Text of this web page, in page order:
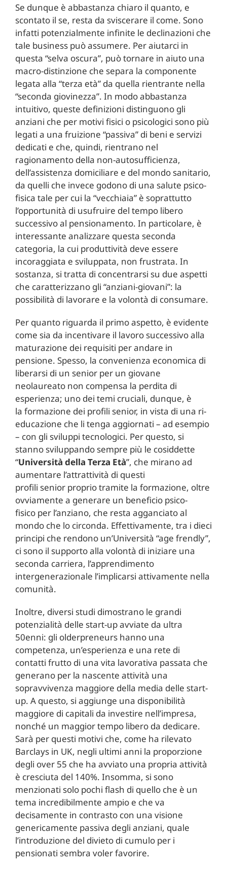
Se dunque è abbastanza chiaro il quanto, e
scontato il se, resta da sviscerare il come. Sono
infatti potenzialmente infinite le declinazioni che
tale business può assumere. Per aiutarci in
questa “selva oscura”, può tornare in aiuto una
macro-distinzione che separa la componente
legata alla “terza età” da quella rientrante nella
“seconda giovinezza”. In modo abbastanza
intuitivo, queste definizioni distinguono gli
anziani che per motivi fisici o psicologici sono più
legati a una fruizione “passiva” di beni e servizi
dedicati e che, quindi, rientrano nel
ragionamento della non-autosufficienza,
dell’assistenza domiciliare e del mondo sanitario,
da quelli che invece godono di una salute psico-
fisica tale per cui la “vecchiaia” è soprattutto
l’opportunità di usufruire del tempo libero
successivo al pensionamento. In particolare, è
interessante analizzare questa seconda
categoria, la cui produttività deve essere
incoraggiata e sviluppata, non frustrata. In
sostanza, si tratta di concentrarsi su due aspetti
che caratterizzano gli “anziani-giovani”: la
possibilità di lavorare e la volontà di consumare.
Per quanto riguarda il primo aspetto, è evidente
come sia da incentivare il lavoro successivo alla
maturazione dei requisiti per andare in
pensione. Spesso, la convenienza economica di
liberarsi di un senior per un giovane
neolaureato non compensa la perdita di
esperienza; uno dei temi cruciali, dunque, è
la formazione dei profili senior, in vista di una ri-
educazione che li tenga aggiornati – ad esempio
– con gli sviluppi tecnologici. Per questo, si
stanno sviluppando sempre più le cosiddette
“Università della Terza Età”, che mirano ad
aumentare l’attrattività di questi
profili senior proprio tramite la formazione, oltre
ovviamente a generare un beneficio psico-
fisico per l’anziano, che resta agganciato al
mondo che lo circonda. Effettivamente, tra i dieci
principi che rendono un’Università “age frendly”,
ci sono il supporto alla volontà di iniziare una
seconda carriera, l’apprendimento
intergenerazionale l’implicarsi attivamente nella
comunità.
Inoltre, diversi studi dimostrano le grandi
potenzialità delle start-up avviate da ultra
50enni: gli olderpreneurs hanno una
competenza, un’esperienza e una rete di
contatti frutto di una vita lavorativa passata che
generano per la nascente attività una
sopravvivenza maggiore della media delle start-
up. A questo, si aggiunge una disponibilità
maggiore di capitali da investire nell’impresa,
nonché un maggior tempo libero da dedicare.
Sarà per questi motivi che, come ha rilevato
Barclays in UK, negli ultimi anni la proporzione
degli over 55 che ha avviato una propria attività
è cresciuta del 140%. Insomma, si sono
menzionati solo pochi flash di quello che è un
tema incredibilmente ampio e che va
decisamente in contrasto con una visione
genericamente passiva degli anziani, quale
l’introduzione del divieto di cumulo per i
pensionati sembra voler favorire.